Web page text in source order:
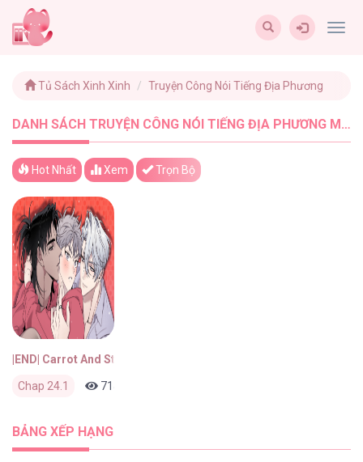
Tủ Sách Xinh Xinh Truyện Công Nói Tiếng Địa Phương
DANH SÁCH TRUYỆN CÔNG NÓI TIẾNG ĐỊA PHƯƠNG MỚI NHẤT - TUSACHXINHXINH (1)
Hot Nhất Xem Trọn Bộ
|END| Carrot And Stick
Chap 24.1 714
BẢNG XẾP HẠNG